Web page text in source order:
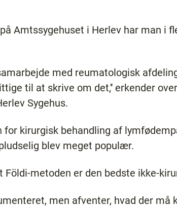
Amtssygehuset i Herlev har man i
med reumatologisk
til at skrive om det,'' erkender
Sygehus.
kirurgisk behandling af
blev meget populær.
metoden er den bedste ikke-
men afventer, hvad der